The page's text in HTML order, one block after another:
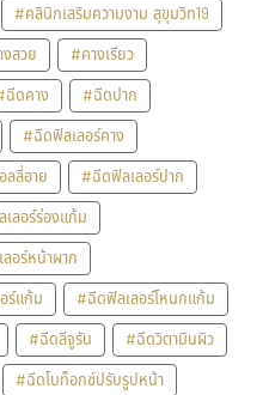
#คลินิกเสริมความงาม สุขุมวิท19
สวย
#คางเรียว
ฉีดคาง
#ฉีดปาก
#ฉีดฟิลเลอร์คาง
ลี่อาย
#ฉีดฟิลเลอร์ปาก
ลอร์ร่องแก้ม
อร์หน้าผาก
ร์แก้ม
#ฉีดฟิลเลอร์โหนกแก้ม
#ฉีดลีจูรัน
#ฉีดวิตามินผิว
#ฉีดโบท็อกซ์ปรับรูปหน้า